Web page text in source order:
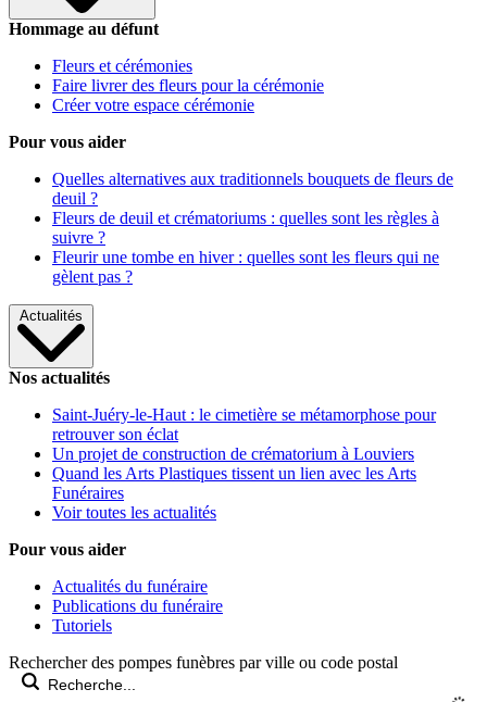
Hommage au défunt
Fleurs et cérémonies
Faire livrer des fleurs pour la cérémonie
Créer votre espace cérémonie
Pour vous aider
Quelles alternatives aux traditionnels bouquets de fleurs de
deuil ?
Fleurs de deuil et crématoriums : quelles sont les règles à
suivre ?
Fleurir une tombe en hiver : quelles sont les fleurs qui ne
gèlent pas ?
Actualités
Nos actualités
Saint-Juéry-le-Haut : le cimetière se métamorphose pour
retrouver son éclat
Un projet de construction de crématorium à Louviers
Quand les Arts Plastiques tissent un lien avec les Arts
Funéraires
Voir toutes les actualités
Pour vous aider
Actualités du funéraire
Publications du funéraire
Tutoriels
Rechercher des pompes funèbres par ville ou code postal